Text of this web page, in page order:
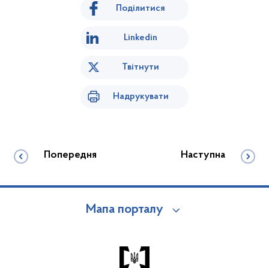
Поділитися
Linkedin
Твітнути
Надрукувати
Попередня Наступна
Мапа порталу